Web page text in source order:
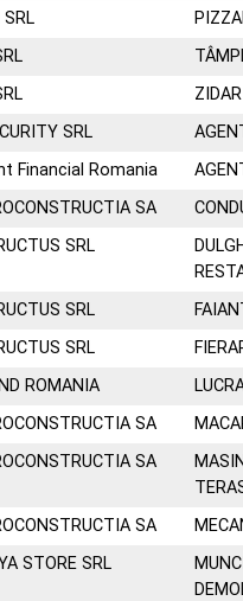
SRL
SRL
Financial Romania
SA
SRL
SRL
SRL
ROMANIA
SA
SA
SA
STORE SRL